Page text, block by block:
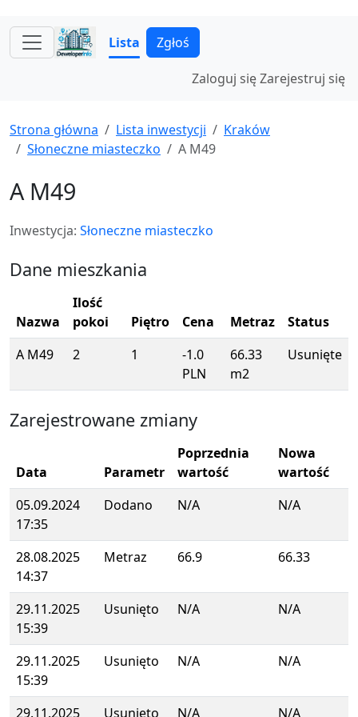
Lista Zgłoś
Zaloguj sięZarejestruj się
Strona główna Lista inwestycji
Kraków
Słoneczne miasteczko
A M49
A M49
Inwestycja: Słoneczne miasteczko
Dane mieszkania
Nazwa
Ilość
pokoi
Piętro Cena Metraz
Status
A M49
2 1
-1.0
PLN
66.33
m2
Usunięte
Zarejestrowane zmiany
Data Parametr
Poprzednia
wartość
Nowa
wartość
05.09.2024
17:35
Dodano N/A N/A
28.08.2025
14:37
Metraz 66.9 66.33
29.11.2025
15:39
Usunięto N/A N/A
29.11.2025
15:39
Usunięto N/A N/A
29.11.2025 Usunięto N/A N/A